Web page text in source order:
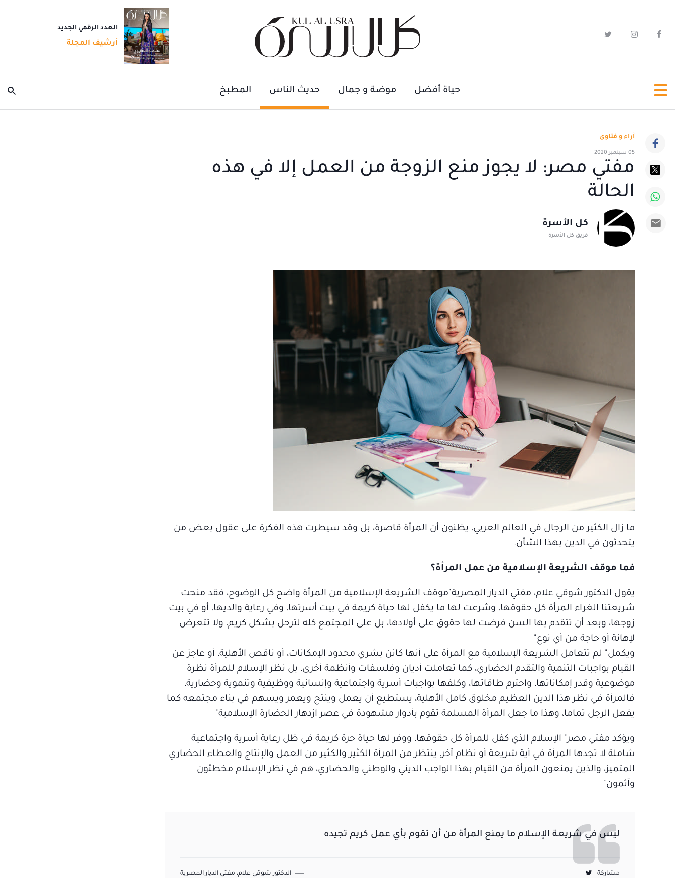
العدد الرقمي الجديد
أرشيف المجلة
حياة أفضل موضة و جمال حديث الناس المطبخ
آراء و فتاوى
05 سبتمبر 2020
مفتي مصر: لا يجوز منع الزوجة من العمل إلا في هذه
الحالة
كل الأسرة
فريق كل الأسرة
ما زال الكثير من الرجال في العالم العربي، يظنون أن المرأة قاصرة، بل وقد سيطرت هذه الفكرة على عقول بعض من
يتحدثون في الدين بهذا الشأن.
فما موقف الشريعة الإسلامية من عمل المرأة؟
يقول الدكتور شوقي علام، مفتي الديار المصرية"موقف الشريعة الإسلامية من المرأة واضح كل الوضوح، فقد منحت
شريعتنا الغراء المرأة كل حقوقها، وشرعت لها ما يكفل لها حياة كريمة في بيت أسرتها، وفي رعاية والديها، أو في بيت
زوجها، وبعد أن تتقدم بها السن فرضت لها حقوق على أولادها، بل على المجتمع كله لترحل بشكل كريم، ولا تتعرض
لإهانة أو حاجة من أي نوع"
ويكمل" لم تتعامل الشريعة الإسلامية مع المرأة على أنها كائن بشري محدود الإمكانات، أو ناقص الأهلية، أو عاجز عن
القيام بواجبات التنمية والتقدم الحضاري، كما تعاملت أديان وفلسفات وأنظمة أخرى، بل نظر الإسلام للمرأة نظرة
موضوعية وقدر إمكاناتها، واحترم طاقاتها، وكلفها بواجبات أسرية واجتماعية وإنسانية ووظيفية وتنموية وحضارية،
فالمرأة في نظر هذا الدين العظيم مخلوق كامل الأهلية، يستطيع أن يعمل وينتج ويعمر ويسهم في بناء مجتمعه كما
يفعل الرجل تماما، وهذا ما جعل المرأة المسلمة تقوم بأدوار مشهودة في عصر ازدهار الحضارة الإسلامية"
ويؤكد مفتي مصر" الإسلام الذي كفل للمرأة كل حقوقها، ووفر لها حياة حرة كريمة في ظل رعاية أسرية واجتماعية
شاملة لا تجدها المرأة في أية شريعة أو نظام آخر، ينتظر من المرأة الكثير والكثير من العمل والإنتاج والعطاء الحضاري
المتميز، والذين يمنعون المرأة من القيام بهذا الواجب الديني والوطني والحضاري، هم في نظر الإسلام مخطئون
وآثمون"
ليس في شريعة الإسلام ما يمنع المرأة من أن تقوم بأي عمل كريم تجيده
مشاركة الدكتور شوقي علام، مفتي الديار المصرية